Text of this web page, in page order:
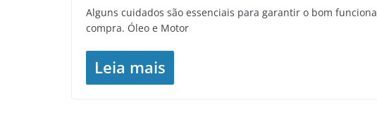
Alguns cuidados são essenciais para garantir o bom
compra. Óleo e Motor
Leia mais